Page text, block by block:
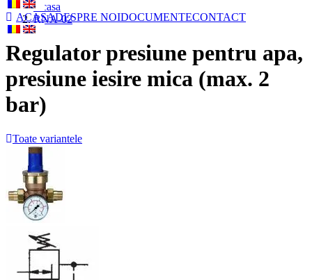
ACASADESPRE NOIDOCUMENTECONTACT
Acasa
RNA-02
Regulator presiune pentru apa,
presiune iesire mica (max. 2
bar)
Toate variantele